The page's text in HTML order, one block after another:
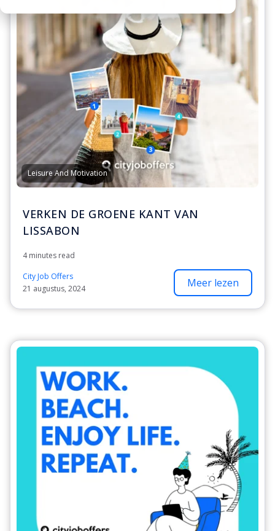
Leisure And Motivation
VERKEN DE GROENE KANT VAN
LISSABON
4 minutes read
City Job Offers
21 augustus, 2024
Meer lezen